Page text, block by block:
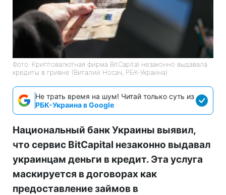
Фото: Криптовалютная фирма BitCapital незаконно выдавала
кредиты в гривне (Виталий Носач, РБК-Украина)
Не трать время на шум! Читай только суть из
РБК-Украина в Google
Национальный банк Украины выявил,
что сервис BitCapital незаконно выдавал
украинцам деньги в кредит. Эта услуга
маскируется в договорах как
предоставление займов в